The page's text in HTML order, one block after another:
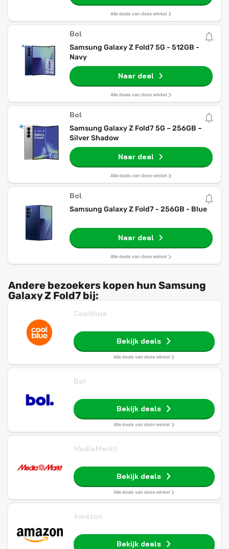
Alle deals van deze winkel
Bol
Samsung Galaxy Z Fold7 5G - 512GB -
Navy
Naar deal
Alle deals van deze winkel
Bol
Samsung Galaxy Z Fold7 5G – 256GB –
Silver Shadow
Naar deal
Alle deals van deze winkel
Bol
Samsung Galaxy Z Fold7 - 256GB - Blue
Naar deal
Alle deals van deze winkel
Andere bezoekers kopen hun Samsung
Galaxy Z Fold7 bij:
Coolblue
Bekijk deals
Alle deals van deze winkel
Bol
Bekijk deals
Alle deals van deze winkel
MediaMarkt
Bekijk deals
Alle deals van deze winkel
Amazon
Bekijk deals